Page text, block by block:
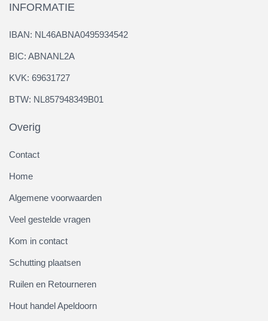
INFORMATIE
IBAN: NL46ABNA0495934542
BIC: ABNANL2A
KVK: 69631727
BTW: NL857948349B01
Overig
Contact
Home
Algemene voorwaarden
Veel gestelde vragen
Kom in contact
Schutting plaatsen
Ruilen en Retourneren
Hout handel Apeldoorn